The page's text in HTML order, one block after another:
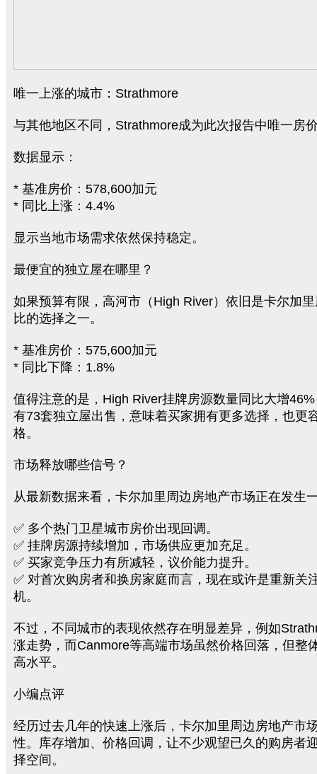
唯一上涨的城市：Strathmore
与其他地区不同，Strathmore成为此次报告中唯一房
数据显示：
* 基准房价：578,600加元
* 同比上涨：4.4%
显示当地市场需求依然保持稳定。
最便宜的独立屋在哪里？
如果预算有限，高河市（High River）依旧是卡尔加
比的选择之一。
* 基准房价：575,600加元
* 同比下降：1.8%
值得注意的是，High River挂牌房源数量同比大增
有73套独立屋出售，意味着买家拥有更多选择，也更
格。
市场释放哪些信号？
从最新数据来看，卡尔加里周边房地产市场正在发生
✅ 多个热门卫星城市房价出现回调。
✅ 挂牌房源持续增加，市场供应更加充足。
✅ 买家竞争压力有所减轻，议价能力提升。
✅ 对首次购房者和换房家庭而言，现在或许是重新关
机。
不过，不同城市的表现依然存在明显差异，例如
涨走势，而Canmore等高端市场虽然价格回落，但整
高水平。
小编点评
经历过去几年的快速上涨后，卡尔加里周边房地产市
性。库存增加、价格回调，让不少观望已久的购房者
择空间。